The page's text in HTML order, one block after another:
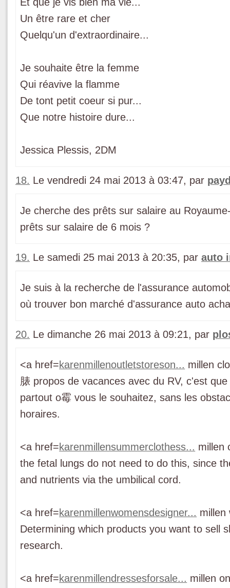
Un être rare et cher
Quelqu'un d'extraordinaire...
Je souhaite être la femme
Qui réavive la flamme
De tont petit coeur si pur...
Que notre histoire dure...
Jessica Plessis, 2DM
18. Le vendredi 24 mai 2013 à 03:47, par
Je cherche des prêts sur salaire au
prêts sur salaire de 6 mois ?
19. Le samedi 25 mai 2013 à 20:35, par auto
Je suis à la recherche de l'assurance
où trouver bon marché d'assurance auto
20. Le dimanche 26 mai 2013 à 09:21, par
<a href=karenmillenoutletstoreson... millen
脿 propos de vacances avec du RV, c'est
partout o霉 vous le souhaitez, sans les
horaires.
<a href=karenmillensummerclothess... millen
the fetal lungs do not need to do this, since
and nutrients via the umbilical cord.
<a href=karenmillenwomensdesigner... millen
Determining which products you want to sell
research.
<a href=karenmillendressesforsale... millen